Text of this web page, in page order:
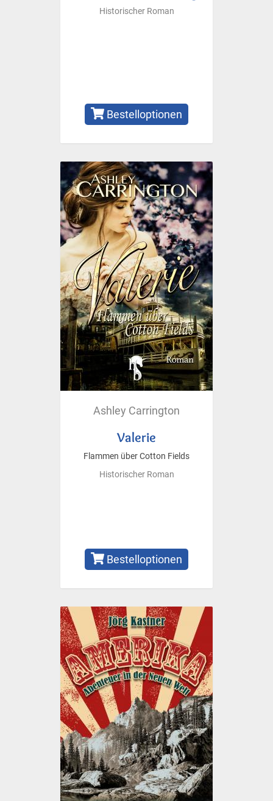
Historischer Roman
Bestelloptionen
Ashley Carrington
Valerie
Flammen über Cotton Fields
Historischer Roman
Bestelloptionen